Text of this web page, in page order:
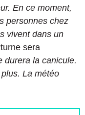
En ce moment,
personnes chez
vivent dans un
sera
durera la canicule.
La météo